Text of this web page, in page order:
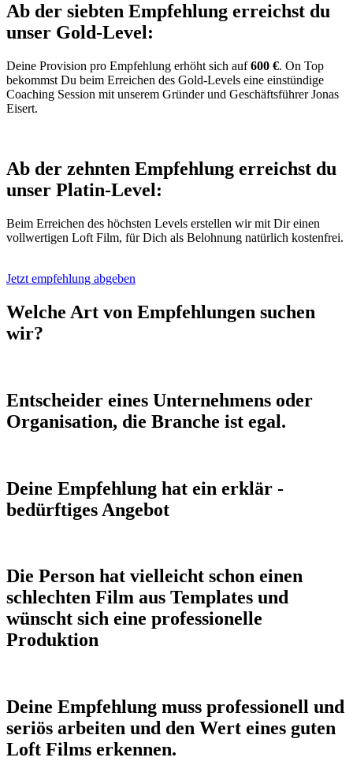
Ab der siebten Empfehlung erreichst du
unser Gold-Level:
Deine Provision pro Empfehlung erhöht sich auf600 €. On Top
bekommst Du beim Erreichen des Gold-Levels eine einstündige
Coaching Session mit unserem Gründer und Geschäftsführer Jonas
Eisert.
Ab der zehnten Empfehlung erreichst du
unser Platin-Level:
Beim Erreichen des höchsten Levels erstellen wir mit Dir einen
vollwertigen Loft Film, für Dich als Belohnung natürlich kostenfrei.
Jetzt empfehlung abgeben
Welche Art von Empfehlungen suchen
wir?
Entscheider eines Unternehmens oder
Organisation, die Branche ist egal.
Deine Empfehlung hat ein erklär -
bedürftiges Angebot
Die Person hat vielleicht schon einen
schlechten Film aus Templates und
wünscht sich eine professionelle
Produktion
Deine Empfehlung muss professionell und
seriös arbeiten und den Wert eines guten
Loft Films erkennen.